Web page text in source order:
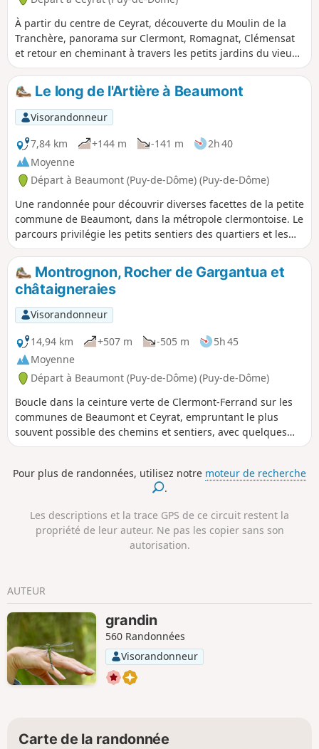
À partir du centre de Ceyrat, découverte du Moulin de la
Tranchère, panorama sur Clermont, Romagnat, Clémensat
et retour en cheminant à travers les petits jardins du vieux
bourg.
Le long de l'Artière à Beaumont
Visorandonneur
7,84 km
+144 m -141 m
2h 40
Moyenne
Départ à Beaumont (Puy-de-Dôme) (Puy-de-Dôme)
Une randonnée pour découvrir diverses facettes de la petite
commune de Beaumont, dans la métropole clermontoise. Le
parcours privilégie les petits sentiers des quartiers et les
ruelles discrètes de l'ancien bourg vigneron et fait la part
belle à la petite rivière Artière qui traverse le village.
Montrognon, Rocher de Gargantua et
châtaigneraies
Visorandonneur
14,94 km
+507 m -505 m
5h 45
Moyenne
Départ à Beaumont (Puy-de-Dôme) (Puy-de-Dôme)
Boucle dans la ceinture verte de Clermont-Ferrand sur les
communes de Beaumont et Ceyrat, empruntant le plus
souvent possible des chemins et sentiers, avec quelques
portions de rues. Nombreux cheminements en sous-bois et
la tour de Montrognon, le vieux bourg de Ceyrat et
l'ancienne carrière de Beaumont. MaJ 2025 : Attention !
éboulement entre (10) et (11).
Pour plus de randonnées, utilisez notre moteur de recherche
.
Les descriptions et la trace GPS de ce circuit restent la
propriété de leur auteur. Ne pas les copier sans son
autorisation.
AUTEUR
grandin
560 Randonnées
Visorandonneur
Carte de la randonnée